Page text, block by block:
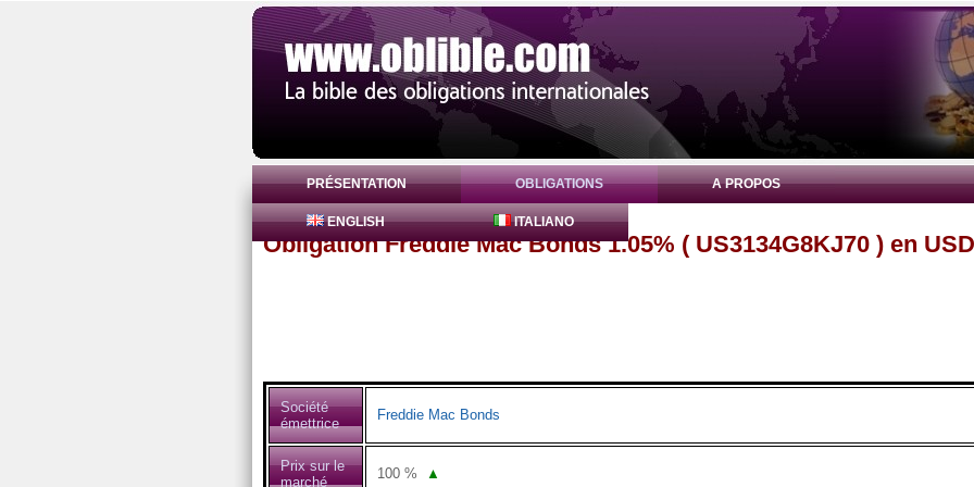
PRÉSENTATION OBLIGATIONS A PROPOS
ENGLISH ITALIANO
Obligation Freddie Mac Bonds 1.05% ( US3134G8KJ70 ) en USD
Société
émettrice
Freddie Mac Bonds
Prix sur le
marché
100% ▲